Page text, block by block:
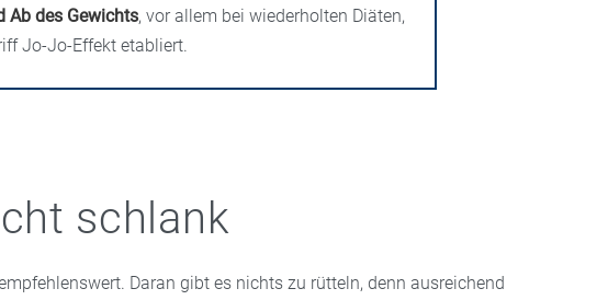
Ab des Gewichts, vor allem bei wiederholten Diäten,
Jo-Jo-Effekt etabliert.
schlank
Daran gibt es nichts zu rütteln, denn ausreichend